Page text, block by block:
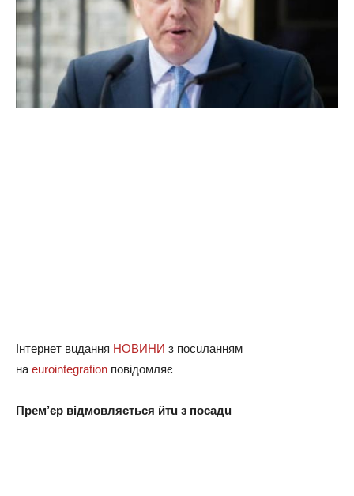
Інтернет вuдaння НОВИНИ з посuлaнням
нa eurointegration повiдомляє
Прем’єр відмовляється йтu з посaдu